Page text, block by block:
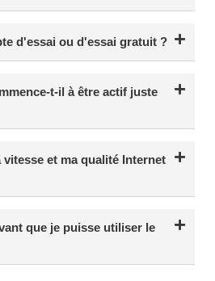
d'essai ou d'essai gratuit ?
t-il à être actif juste
et ma qualité Internet
que je puisse utiliser le